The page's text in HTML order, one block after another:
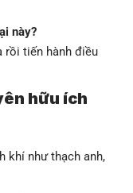
này?
rồi tiến hành điều
hữu ích
khí như thạch anh,